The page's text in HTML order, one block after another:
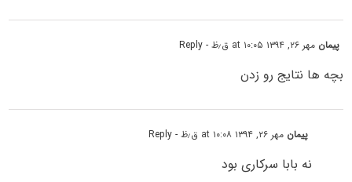
پیمان مهر ۲۶, ۱۳۹۴ at ۱۰:۰۵ ق٫ظ - Reply
بچه ها نتایج رو زدن
پیمان مهر ۲۶, ۱۳۹۴ at ۱۰:۰۸ ق٫ظ - Reply
نه بابا سرکاری بود